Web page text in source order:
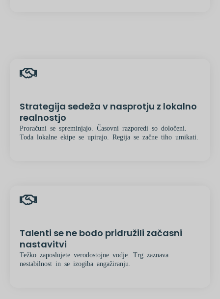
Strategija sedeža v nasprotju z lokalno
realnostjo
Proračuni se spreminjajo. Časovni razporedi so določeni.
Toda lokalne ekipe se upirajo. Regija se začne tiho umikati.
Talenti se ne bodo pridružili začasni
nastavitvi
Težko zaposlujete verodostojne vodje. Trg zaznava
nestabilnost in se izogiba angažiranju.